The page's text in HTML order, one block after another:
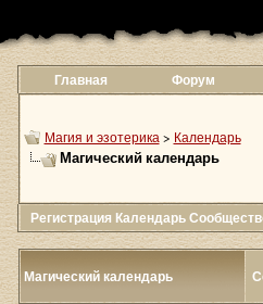
Главная Форум
Магия и эзотерика > Календарь
Магический календарь
Регистрация Календарь
Магический календарь